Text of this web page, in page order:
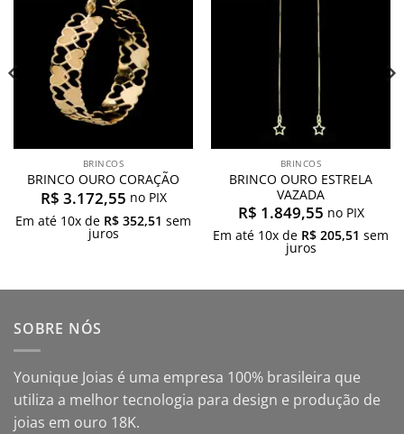
BRINCOS
BRINCO OURO CORAÇÃO
R$ 3.172,55 no PIX
Em até 10x de R$ 352,51 sem
juros
BRINCOS
BRINCO OURO ESTRELA
VAZADA
R$ 1.849,55 no PIX
Em até 10x de R$ 205,51 sem
juros
SOBRE NÓS
Younique Joias é uma empresa 100% brasileira que
utiliza a melhor tecnologia para design e produção de
joias em ouro 18K.